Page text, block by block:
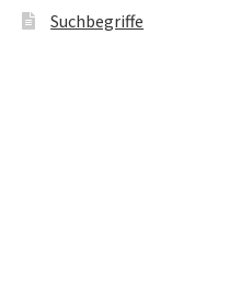
Suchbegriffe